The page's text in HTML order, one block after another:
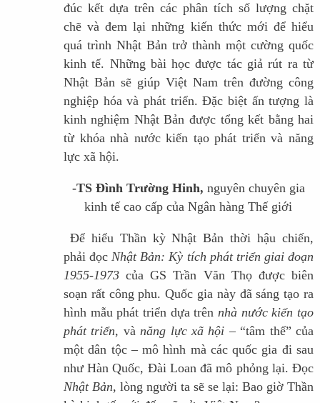
đúc kết dựa trên các phân tích số lượng chặt
chẽ và đem lại những kiến thức mới để hiểu
quá trình Nhật Bản trở thành một cường quốc
kinh tế. Những bài học được tác giả rút ra từ
Nhật Bản sẽ giúp Việt Nam trên đường công
nghiệp hóa và phát triển. Đặc biệt ấn tượng là
kinh nghiệm Nhật Bản được tổng kết bằng hai
từ khóa nhà nước kiến tạo phát triển và năng
lực xã hội.
-TS Đình Trường Hinh, nguyên chuyên gia
kinh tế cao cấp của Ngân hàng Thế giới
Để hiểu Thần kỳ Nhật Bản thời hậu chiến,
phải đọcNhật Bản: Kỳ tích phát triển giai đoạn
1955-1973của GS Trần Văn Thọ được biên
soạn rất công phu. Quốc gia này đã sáng tạo ra
hình mẫu phát triển dựa trênnhà nước kiến tạo
phát triển, vànăng lực xã hội – “tâm thế” của
một dân tộc – mô hình mà các quốc gia đi sau
như Hàn Quốc, Đài Loan đã mô phỏng lại. Đọc
Nhật Bản, lòng người ta sẽ se lại: Bao giờ Thần